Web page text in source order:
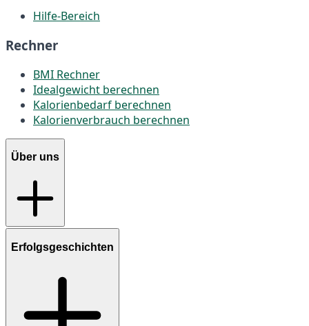
Hilfe-Bereich
Rechner
BMI Rechner
Idealgewicht berechnen
Kalorienbedarf berechnen
Kalorienverbrauch berechnen
Über uns
Erfolgsgeschichten